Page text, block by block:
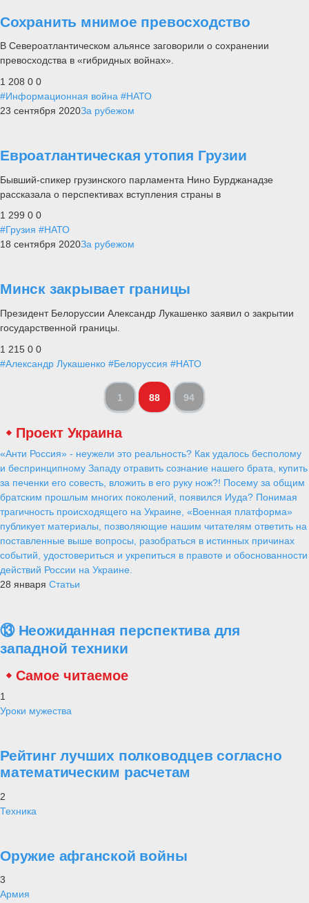
Сохранить мнимое превосходство
В Североатлантическом альянсе заговорили о сохранении
превосходства в «гибридных войнах».
1 208 0 0
#Информационная война #НАТО
23 сентября 2020За рубежом
Евроатлантическая утопия Грузии
Бывший-спикер грузинского парламента Нино Бурджанадзе
рассказала о перспективах вступления страны в
1 299 0 0
#Грузия #НАТО
18 сентября 2020За рубежом
Минск закрывает границы
Президент Белоруссии Александр Лукашенко заявил о закрытии
государственной границы.
1 215 0 0
#Александр Лукашенко #Белоруссия #НАТО
1 88 94
Проект Украина
«Анти Россия» - неужели это реальность? Как удалось бесполому
и беспринципному Западу отравить сознание нашего брата, купить
за печенки его совесть, вложить в его руку нож?! Посему за общим
братским прошлым многих поколений, появился Иуда? Понимая
трагичность происходящего на Украине, «Военная платформа»
публикует материалы, позволяющие нашим читателям ответить на
поставленные выше вопросы, разобраться в истинных причинах
событий, удостовериться и укрепиться в правоте и обоснованности
действий России на Украине.
28 января Статьи
⑬ Неожиданная перспектива для
западной техники
Самое читаемое
1
Уроки мужества
Рейтинг лучших полководцев согласно
математическим расчетам
2
Техника
Оружие афганской войны
3
Армия